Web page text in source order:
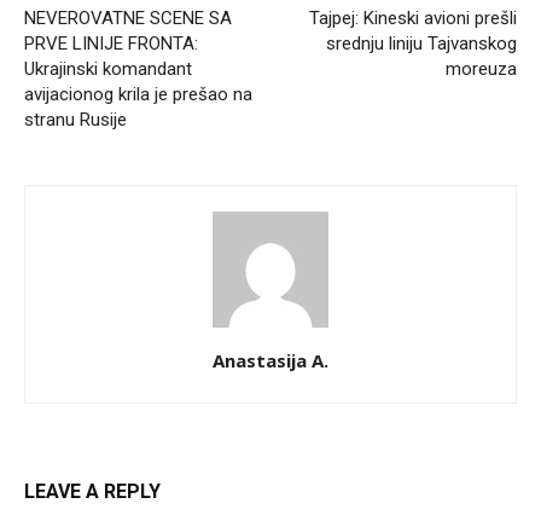
NEVEROVATNE SCENE SA
PRVE LINIJE FRONTA:
Ukrajinski komandant
avijacionog krila je prešao na
stranu Rusije
Tajpej: Kineski avioni prešli
srednju liniju Tajvanskog
moreuza
Anastasija A.
LEAVE A REPLY